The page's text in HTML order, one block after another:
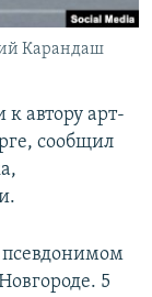
Карандаш
автору арт-
сообщил
5